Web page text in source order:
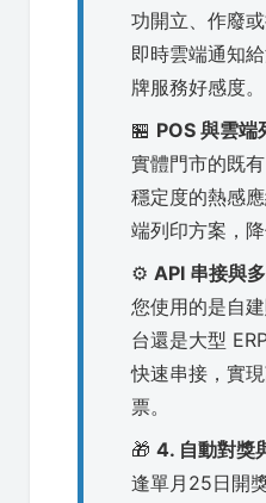
功開立、作廢
即時雲端通知
牌服務好感度。
🏪 POS 與雲端
實體門市的既
穩定度的熱感
端列印方案，
⚙️ API 串接與
您使用的是自
台還是大型
快速串接，實
票。
🎁 4. 自動對獎
逢單月25日開